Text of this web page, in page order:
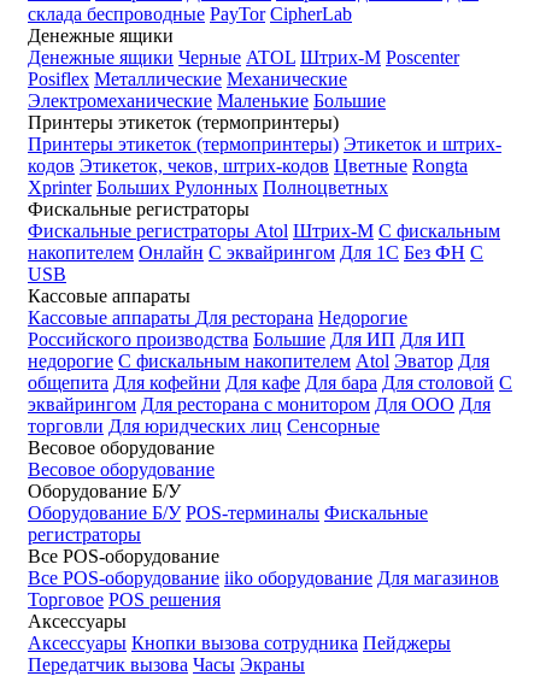
склада беспроводные PayTor CipherLab
Денежные ящики
Денежные ящики Черные ATOL Штрих-М Poscenter
Posiflex Металлические Механические
Электромеханические Маленькие Большие
Принтеры этикеток (термопринтеры)
Принтеры этикеток (термопринтеры) Этикеток и штрих-
кодов Этикеток, чеков, штрих-кодов Цветные Rongta
Xprinter Больших Рулонных Полноцветных
Фискальные регистраторы
Фискальные регистраторы Atol Штрих-М С фискальным
накопителем Онлайн С эквайрингом Для 1С Без ФН С
USB
Кассовые аппараты
Кассовые аппараты Для ресторана Недорогие
Российского производства Большие Для ИП Для ИП
недорогие С фискальным накопителем Atol Эватор Для
общепита Для кофейни Для кафе Для бара Для столовой С
эквайрингом Для ресторана с монитором Для ООО Для
торговли Для юридческих лиц Сенсорные
Весовое оборудование
Весовое оборудование
Оборудование Б/У
Оборудование Б/У POS-терминалы Фискальные
регистраторы
Все POS-оборудование
Все POS-оборудование iiko оборудование Для магазинов
Торговое POS решения
Аксессуары
Аксессуары Кнопки вызова сотрудника Пейджеры
Передатчик вызова Часы Экраны